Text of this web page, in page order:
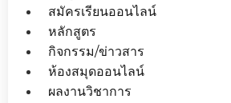
สมัครเรียนออนไลน์
หลักสูตร
กิจกรรม/ข่าวสาร
ห้องสมุดออนไลน์
ผลงานวิชาการ